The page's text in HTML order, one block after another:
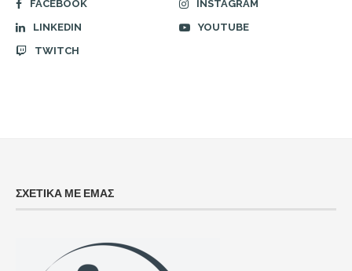
FACEBOOK
INSTAGRAM
LINKEDIN
YOUTUBE
TWITCH
ΣΧΕΤΙΚΑ ΜΕ ΕΜΑΣ